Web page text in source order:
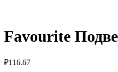
Favourite
₽116.67